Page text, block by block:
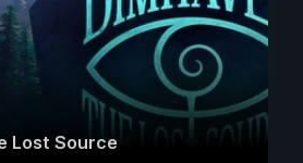
Lost Source